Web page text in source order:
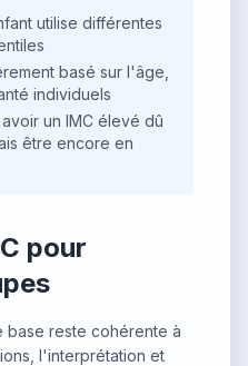
utilise différentes
basé sur l'âge,
individuels
un IMC élevé dû
être encore en
pour
base reste cohérente à
l'interprétation et